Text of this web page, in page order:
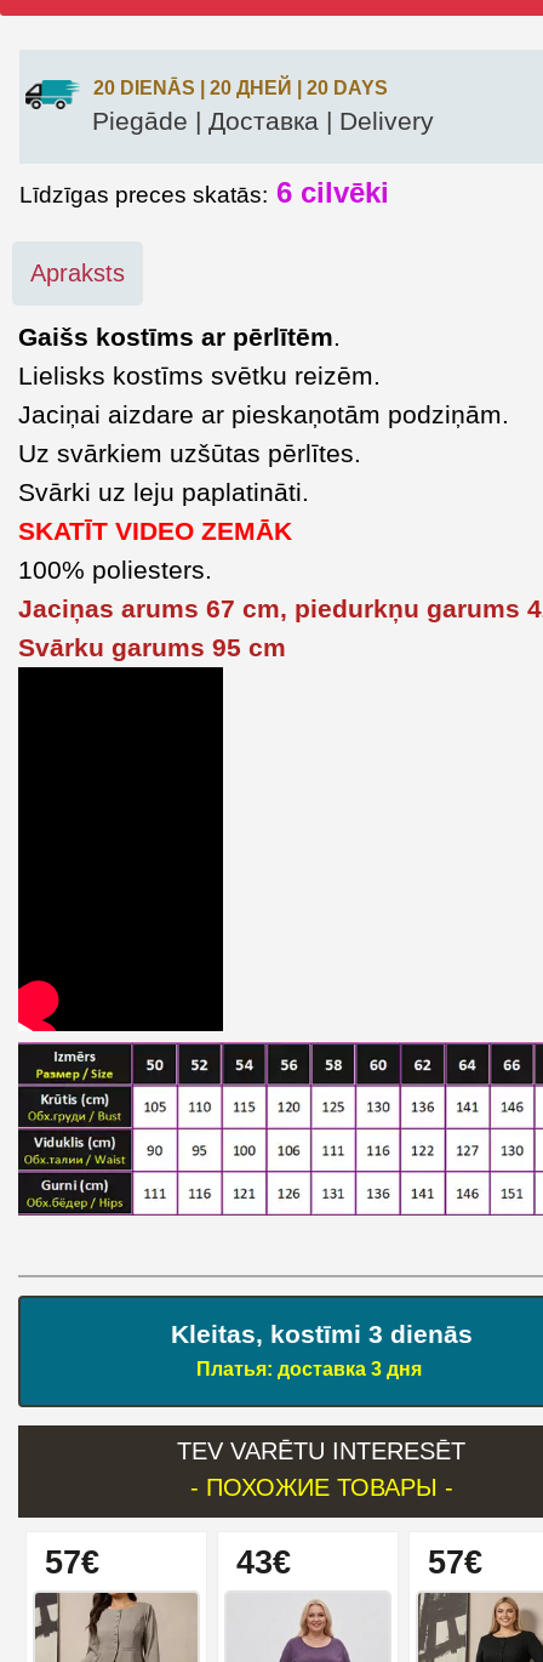
20 DIENĀS | 20 ДНЕЙ | 20 DAYS
Piegāde | Доставка | Delivery
Līdzīgas preces skatās: 6 cilvēki
Apraksts
Gaišs kostīms ar pērlītēm.
Lielisks kostīms svētku reizēm.
Jaciņai aizdare ar pieskaņotām podziņām.
Uz svārkiem uzšūtas pērlītes.
Svārki uz leju paplatināti.
SKATĪT VIDEO ZEMĀK
100% poliesters.
Jaciņas arums 67 cm, piedurkņu garums
Svārku garums 95 cm
Kleitas, kostīmi 3 dienās
Платья: доставка 3 дня
TEV VARĒTU INTERESĒT
- ПОХОЖИЕ ТОВАРЫ -
57€ 43€ 57€